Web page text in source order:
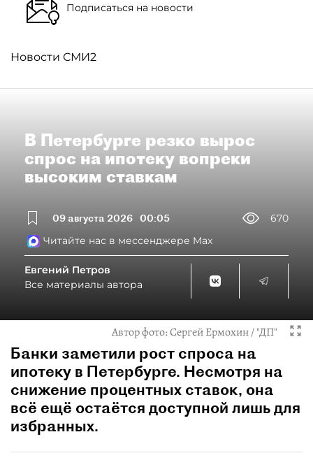
Подписаться на новости
Новости СМИ2
В Петербурге резко вырос
спрос на ипотеку вопреки
высоким ставкам
09 августа 2026 00:05
670
Читайте нас в мессенджере Max
Евгений Петров
Все материалы автора
Автор фото:Сергей Ермохин / "ДП"
Банки заметили рост спроса на
ипотеку в Петербурге. Несмотря на
снижение процентных ставок, она
всё ещё остаётся доступной лишь для
избранных.